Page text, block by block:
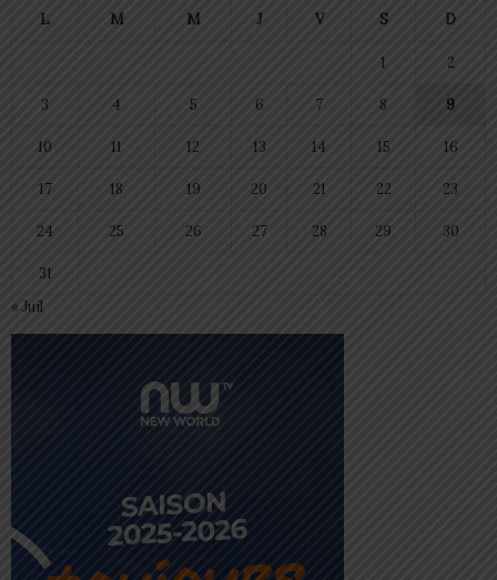
L M M J V S D
1 2
3 4 5 6 7 8 9
10 11 12 13 14 15 16
17 18 19 20 21 22 23
24 25 26 27 28 29 30
31
« Juil